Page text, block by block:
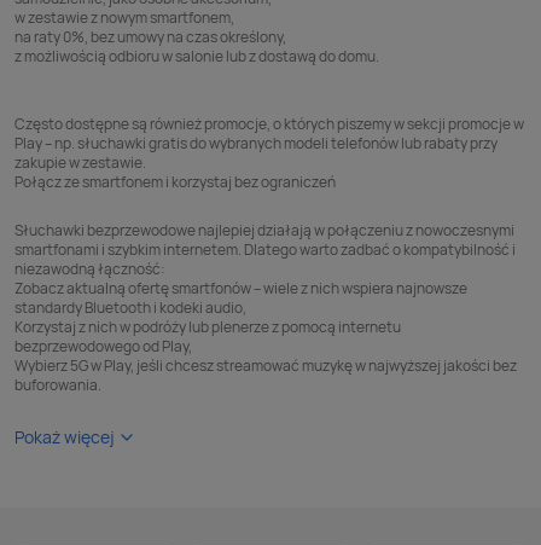
w zestawie z nowym smartfonem,
na raty 0%, bez umowy na czas określony,
z możliwością odbioru w salonie lub z dostawą do domu.
Często dostępne są również promocje, o których piszemy w sekcji promocje w
Play – np. słuchawki gratis do wybranych modeli telefonów lub rabaty przy
zakupie w zestawie.
Połącz ze smartfonem i korzystaj bez ograniczeń
Słuchawki bezprzewodowe najlepiej działają w połączeniu z nowoczesnymi
smartfonami i szybkim internetem. Dlatego warto zadbać o kompatybilność i
niezawodną łączność:
Zobacz aktualną ofertęsmartfonów– wiele z nich wspiera najnowsze
standardy Bluetooth i kodeki audio,
Korzystaj z nich w podróży lub plenerze z pomocą internetu
bezprzewodowegood Play,
Wybierz5Gw Play, jeśli chcesz streamować muzykę w najwyższej jakości bez
buforowania.
Pokaż więcej